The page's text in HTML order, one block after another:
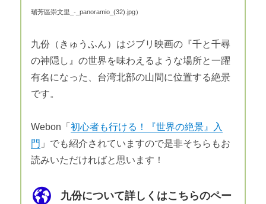
瑞芳區崇文里_-_panoramio_(32).jpg）
九份（きゅうふん）はジブリ映画の『千と千尋
の神隠し』の世界を味わえるような場所と一躍
有名になった、台湾北部の山間に位置する絶景
です。
Webon「初心者も行ける！『世界の絶景』入
門 」でも紹介されていますので是非そちらもお
読みいただければと思います！
九份について詳しくはこちらのペー